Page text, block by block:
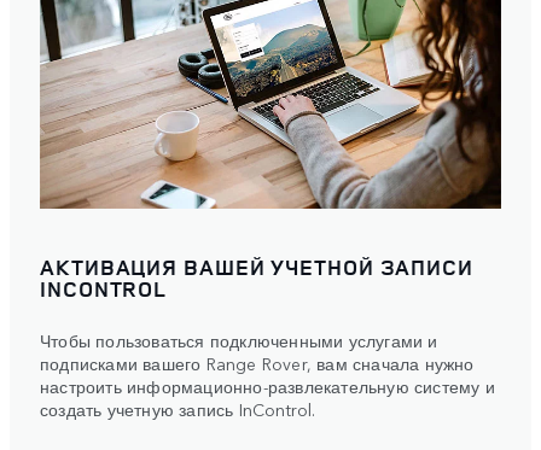
АКТИВАЦИЯ ВАШЕЙ УЧЕТНОЙ ЗАПИСИ
INCONTROL
Чтобы пользоваться подключенными услугами и
подписками вашего Range Rover, вам сначала нужно
настроить информационно-развлекательную систему и
создать учетную запись InControl.